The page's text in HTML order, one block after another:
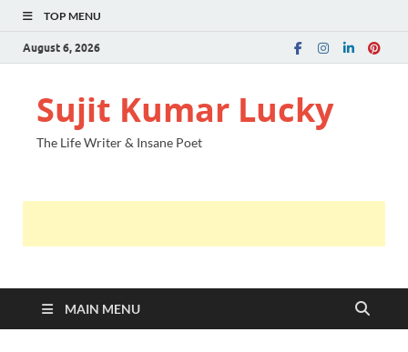
TOP MENU
August 6, 2026
Sujit Kumar Lucky
The Life Writer & Insane Poet
MAIN MENU